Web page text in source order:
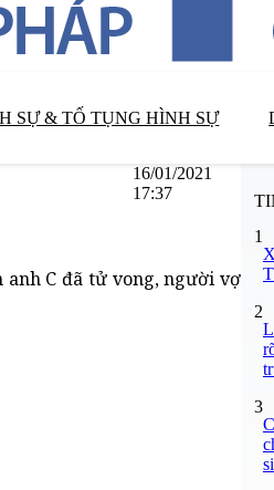
SỰ & TỐ TỤNG HÌNH SỰ
16/01/2021
17:37
C đã tử vong, người vợ
1
2
3